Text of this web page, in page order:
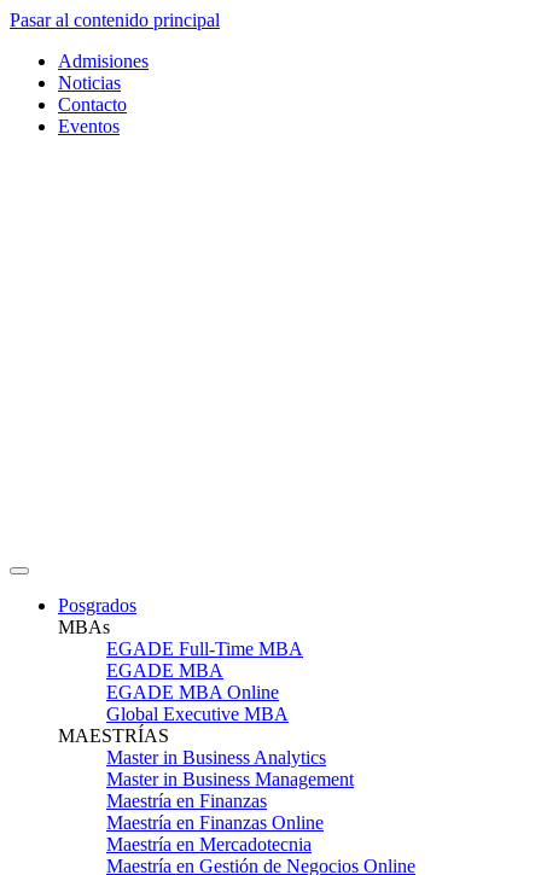
Pasar al contenido principal
Admisiones
Noticias
Contacto
Eventos
Posgrados
MBAs
EGADE Full-Time MBA
EGADE MBA
EGADE MBA Online
Global Executive MBA
MAESTRÍAS
Master in Business Analytics
Master in Business Management
Maestría en Finanzas
Maestría en Finanzas Online
Maestría en Mercadotecnia
Maestría en Gestión de Negocios Online